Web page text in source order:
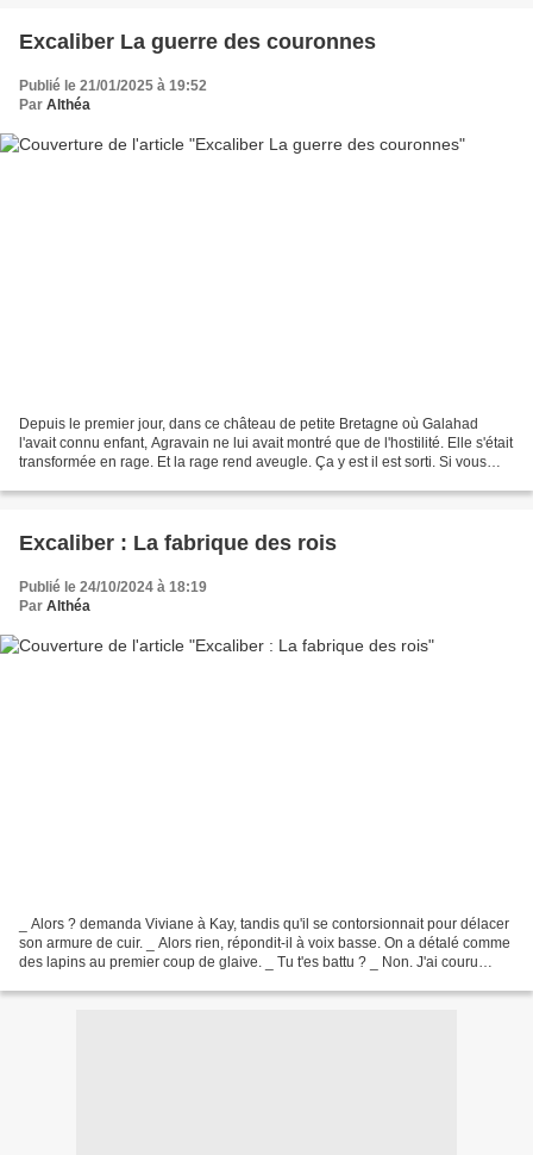
Excaliber La guerre des couronnes
Publié le 21/01/2025 à 19:52
Par Althéa
Depuis le premier jour, dans ce château de petite Bretagne où Galahad
l'avait connu enfant, Agravain ne lui avait montré que de l'hostilité. Elle s'était
transformée en rage. Et la rage rend aveugle. Ça y est il est sorti. Si vous
Excaliber : La fabrique des rois
Publié le 24/10/2024 à 18:19
Par Althéa
_ Alors ? demanda Viviane à Kay, tandis qu'il se contorsionnait pour délacer
son armure de cuir. _ Alors rien, répondit-il à voix basse. On a détalé comme
des lapins au premier coup de glaive. _ Tu t'es battu ? _ Non. J'ai couru